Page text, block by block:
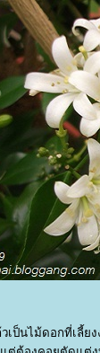
เป็นไม้ดอกที่เลี้ย